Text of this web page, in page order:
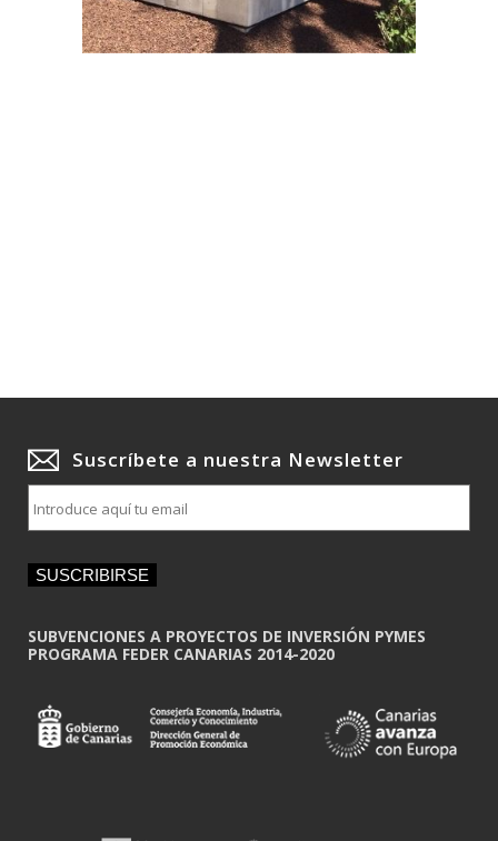
Suscríbete a nuestra Newsletter
m
a
SUSCRIBIRSE
SUBVENCIONES A PROYECTOS DE INVERSIÓN PYMES
PROGRAMA FEDER CANARIAS 2014-2020